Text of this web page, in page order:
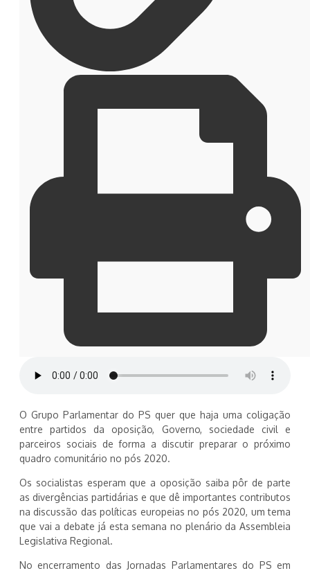
O Grupo Parlamentar do PS quer que haja uma coligação
entre partidos da oposição, Governo, sociedade civil e
parceiros sociais de forma a discutir preparar o próximo
quadro comunitário no pós 2020.
Os socialistas esperam que a oposição saiba pôr de parte
as divergências partidárias e que dê importantes contributos
na discussão das políticas europeias no pós 2020, um tema
que vai a debate já esta semana no plenário da Assembleia
Legislativa Regional.
No encerramento das Jornadas Parlamentares do PS em